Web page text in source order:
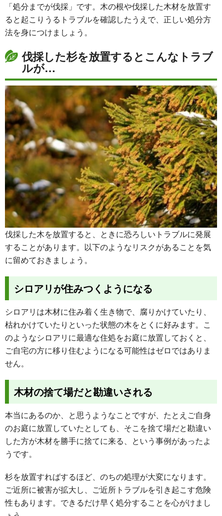
「処分までが伐採」です。木の根や伐採した木材を放置す
ると起こりうるトラブルを確認したうえで、正しい処分方
法を身につけましょう。
伐採した杉を放置するとこんなトラブ
ルが…
伐採した木を放置すると、ときに恐ろしいトラブルに発展
することがあります。以下のようなリスクがあることを気
に留めておきましょう。
シロアリが住みつくようになる
シロアリは木材に住み着く生き物で、腐りかけていたり、
枯れかけていたりといった状態の木をとくに好みます。こ
のようなシロアリに最適な住処をお庭に放置しておくと、
ご自宅の方に移り住むようになる可能性はゼロではありま
せん。
木材の捨て場だと勘違いされる
本当にあるのか、と思うようなことですが、たとえご自身
のお庭に放置していたとしても、そこを捨て場だと勘違い
した方が木材を勝手に捨てに来る、という事例があったよ
うです。
杉を放置すればするほど、のちの処理が大変になります。
ご近所に被害が拡大し、ご近所トラブルを引き起こす危険
性もあります。できるだけ早く処分することを心がけまし